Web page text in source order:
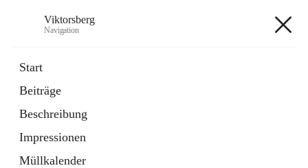
Viktorsberg
Navigation
Start
Beiträge
Beschreibung
Impressionen
Müllkalender
1 Schnellzugriff
Bürgerservice
10 Schnellzugriffe